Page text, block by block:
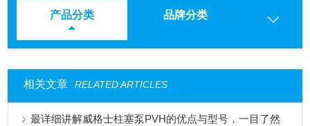
产品分类 品牌分类
相关文章 RELATED ARTICLES
最详细讲解威格士柱塞泵PVH的优点与型号，一目了然